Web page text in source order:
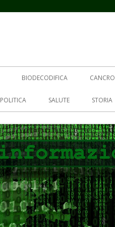
BIODECODIFICA CANCRO
POLITICA SALUTE STORIA